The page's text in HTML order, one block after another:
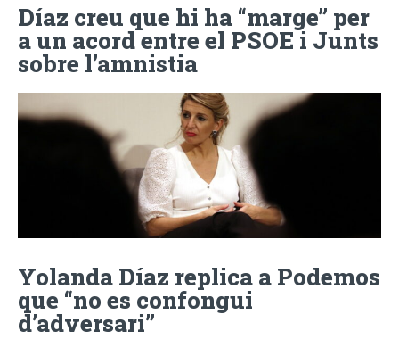
Díaz creu que hi ha “marge” per
a un acord entre el PSOE i Junts
sobre l’amnistia
Yolanda Díaz replica a Podemos
que “no es confongui
d’adversari”